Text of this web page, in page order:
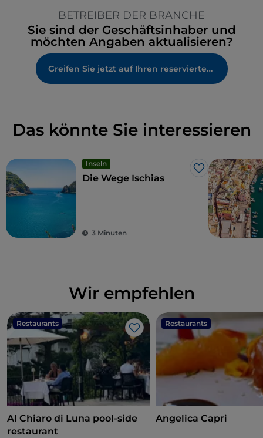
BETREIBER DER BRANCHE
Sie sind der Geschäftsinhaber und
möchten Angaben aktualisieren?
Greifen Sie jetzt auf Ihren reservierten Bereich zu
Das könnte Sie interessieren
Inseln
Like
Die Wege Ischias
3 Minuten
Wir empfehlen
Restaurants
Like
Al Chiaro di Luna pool-side
restaurant
Restaurants
Angelica Capri